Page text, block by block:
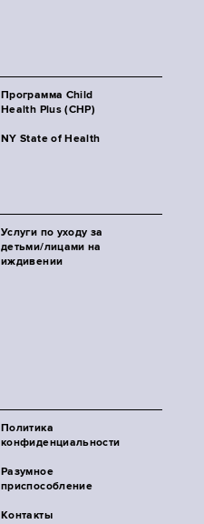
Программа Child
Health Plus (CHP)
NY State of Health
Услуги по уходу за
детьми/лицами на
иждивении
Политика
конфиденциальности
Разумное
приспособление
Контакты